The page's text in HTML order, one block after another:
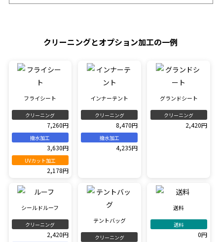
クリーニングとオプション加工の一例
フライシート
クリーニング
7,260円
撥水加工
3,630円
UVカット加工
2,178円
インナーテント
クリーニング
8,470円
撥水加工
4,235円
グランドシート
クリーニング
2,420円
シールドルーフ
クリーニング
2,420円
テントバッグ
クリーニング
送料
送料
0円